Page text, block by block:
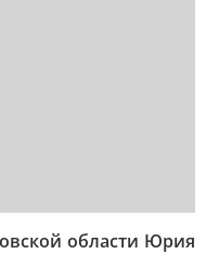
области Юрия